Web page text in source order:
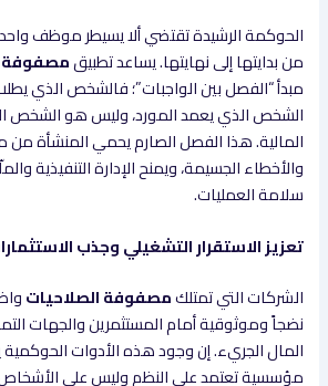
الحوكمة الرشيدة تقتضي ألا يسيطر موظف
من بدايتها إلى نهايتها. يساعد تطبيقمصفوفة
مبدأ “الفصل بين الواجبات”؛ فالشخص الذي
الشخص الذي يعمد المورد، وليس هو الشخص
المالية. هذا الفصل الصارم يحمي المنشأة من
والأخطاء الجسيمة، ويمنح الإدارة التنفيذية
سلامة العمليات.
تعزيز الاستقرار التشغيلي وجذب
الشركات التي تمتلكمصفوفة الصلاحيات
نضجاً وموثوقية أمام المستثمرين والجهات
المال الجريء. إن وجود هذه الأدوات
مؤسسية تعتمد على النظم وليس على